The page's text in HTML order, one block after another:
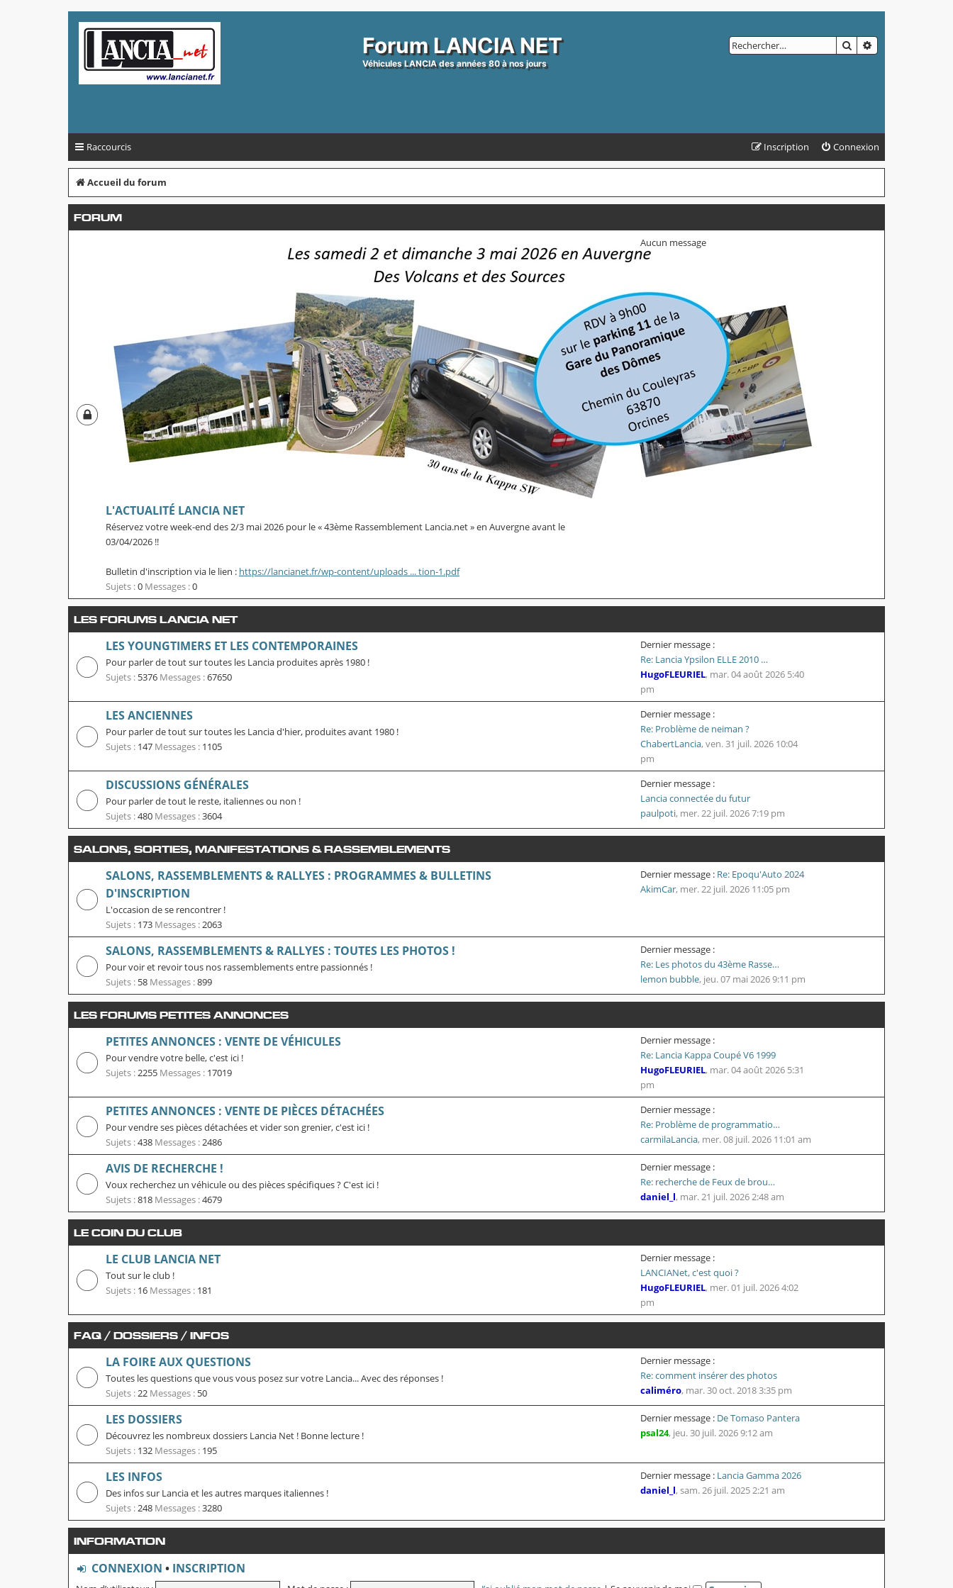
Forum LANCIA NET
Véhicules LANCIA des années 80 à nos jours
RECHERCHER
Raccourcis Connexion
Inscription
Accueil du forum
FORUM
L'ACTUALITÉ LANCIA NET
Réservez votre week-end des 2/3 mai 2026 pour le « 43ème Rassemblement Lancia.net » en Auvergne avant le
03/04/2026 !!
Bulletin d'inscription via le lien : https://lancianet.fr/wp-content/uploads ... tion-1.pdf
Sujets :0 Messages :0
Aucun message
LES FORUMS LANCIA NET
LES YOUNGTIMERS ET LES CONTEMPORAINES
Pour parler de tout sur toutes les Lancia produites après 1980 !
Sujets : 5376 Messages :67650
Dernier message :
Re: Lancia Ypsilon ELLE 2010 …
HugoFLEURIEL, mar. 04 août 2026 5:40
pm
LES ANCIENNES
Pour parler de tout sur toutes les Lancia d'hier, produites avant 1980 !
Sujets : 147 Messages : 1105
Dernier message :
Re: Problème de neiman ?
ChabertLancia, ven. 31 juil. 2026 10:04
pm
DISCUSSIONS GÉNÉRALES
Pour parler de tout le reste, italiennes ou non !
Sujets :480 Messages :3604
Dernier message :
Lancia connectée du futur
paulpoti, mer. 22 juil. 2026 7:19 pm
SALONS, SORTIES, MANIFESTATIONS & RASSEMBLEMENTS
SALONS, RASSEMBLEMENTS & RALLYES : PROGRAMMES & BULLETINS
D'INSCRIPTION
L'occasion de se rencontrer !
Sujets : 173 Messages :2063
Dernier message : Re: Epoqu'Auto 2024
AkimCar, mer. 22 juil. 2026 11:05 pm
SALONS, RASSEMBLEMENTS & RALLYES : TOUTES LES PHOTOS !
Pour voir et revoir tous nos rassemblements entre passionnés !
Sujets : 58 Messages :899
Dernier message :
Re: Les photos du 43ème Rasse…
lemon bubble, jeu. 07 mai 2026 9:11 pm
LES FORUMS PETITES ANNONCES
PETITES ANNONCES : VENTE DE VÉHICULES
Pour vendre votre belle, c'est ici !
Sujets :2255 Messages : 17019
Dernier message :
Re: Lancia Kappa Coupé V6 1999
HugoFLEURIEL, mar. 04 août 2026 5:31
pm
PETITES ANNONCES : VENTE DE PIÈCES DÉTACHÉES
Pour vendre ses pièces détachées et vider son grenier, c'est ici !
Sujets :438 Messages :2486
Dernier message :
Re: Problème de programmatio…
carmilaLancia, mer. 08 juil. 2026 11:01 am
AVIS DE RECHERCHE !
Voux recherchez un véhicule ou des pièces spécifiques ? C'est ici !
Sujets :818 Messages :4679
Dernier message :
Re: recherche de Feux de brou…
daniel_l, mar. 21 juil. 2026 2:48 am
LE COIN DU CLUB
LE CLUB LANCIA NET
Tout sur le club !
Sujets : 16 Messages : 181
Dernier message :
LANCIANet, c'est quoi ?
HugoFLEURIEL, mer. 01 juil. 2026 4:02
pm
FAQ / DOSSIERS / INFOS
LA FOIRE AUX QUESTIONS
Toutes les questions que vous vous posez sur votre Lancia... Avec des réponses !
Sujets :22 Messages : 50
Dernier message :
Re: comment insérer des photos
caliméro, mar. 30 oct. 2018 3:35 pm
LES DOSSIERS
Découvrez les nombreux dossiers Lancia Net ! Bonne lecture !
Sujets : 132 Messages : 195
Dernier message : De Tomaso Pantera
psal24, jeu. 30 juil. 2026 9:12 am
LES INFOS
Des infos sur Lancia et les autres marques italiennes !
Sujets :248 Messages :3280
Dernier message : Lancia Gamma 2026
daniel_l, sam. 26 juil. 2025 2:21 am
INFORMATION
CONNEXION • INSCRIPTION